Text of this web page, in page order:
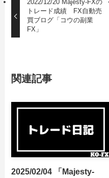
2022/12/20 Majesty-FXの
トレード成績 FX自動売
買ブログ「コウの副業
FX」
関連記事
2025/02/04 「Majesty-